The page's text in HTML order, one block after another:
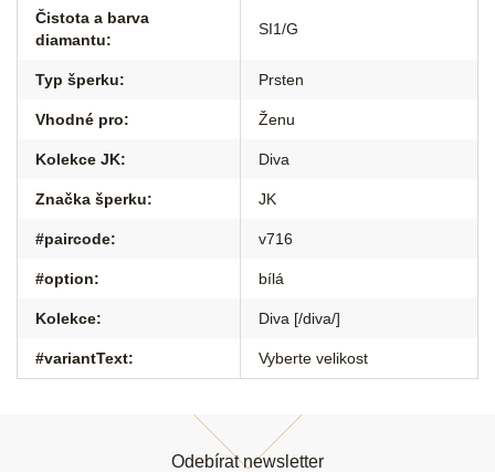
Čistota a barva
diamantu:
SI1/G
Typ šperku: Prsten
Vhodné pro: Ženu
Kolekce JK: Diva
Značka šperku: JK
#paircode: v716
#option: bílá
Kolekce: Diva [/diva/]
#variantText: Vyberte velikost
Odebírat newsletter